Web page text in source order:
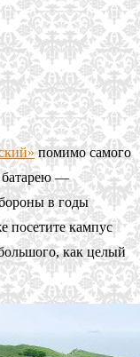
помимо самого
батарею —
в годы
посетите кампус
как целый